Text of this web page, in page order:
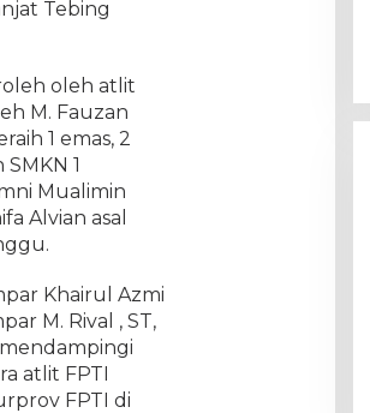
Tebing
oleh atlit
M. Fauzan
1 emas, 2
1
Mualimin
Alvian asal
Khairul Azmi
M. Rival , ST,
atlit FPTI
FPTI di